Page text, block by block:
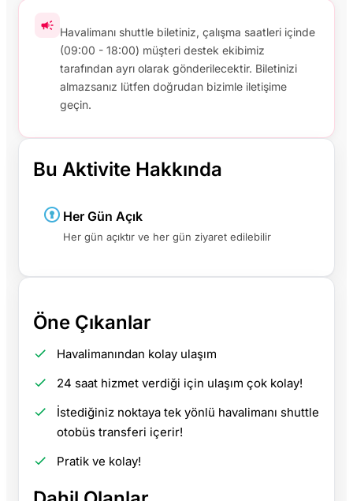
Havalimanı shuttle biletiniz, çalışma saatleri içinde
(09:00 - 18:00) müşteri destek ekibimiz
tarafından ayrı olarak gönderilecektir. Biletinizi
almazsanız lütfen doğrudan bizimle iletişime
geçin.
Bu Aktivite Hakkında
Her Gün Açık
Her gün açıktır ve her gün ziyaret edilebilir
Öne Çıkanlar
Havalimanından kolay ulaşım
24 saat hizmet verdiği için ulaşım çok kolay!
İstediğiniz noktaya tek yönlü havalimanı shuttle
otobüs transferi içerir!
Pratik ve kolay!